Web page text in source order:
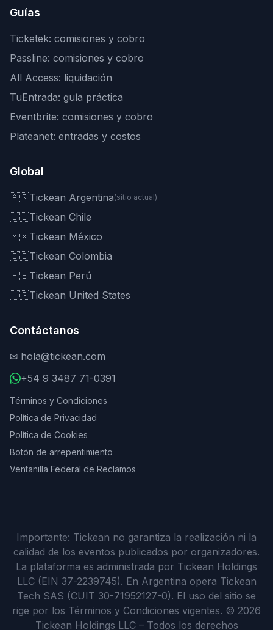
Guías
Ticketek: comisiones y cobro
Passline: comisiones y cobro
All Access: liquidación
TuEntrada: guía práctica
Eventbrite: comisiones y cobro
Plateanet: entradas y costos
Global
🇦🇷Tickean Argentina(sitio actual)
🇨🇱Tickean Chile
🇲🇽Tickean México
🇨🇴Tickean Colombia
🇵🇪Tickean Perú
🇺🇸Tickean United States
Contáctanos
✉ hola@tickean.com
+54 9 3487 71-0391
Términos y Condiciones
Política de Privacidad
Política de Cookies
Botón de arrepentimiento
Ventanilla Federal de Reclamos
Importante: Tickean no garantiza la realización ni la
calidad de los eventos publicados por organizadores.
La plataforma es administrada por Tickean Holdings
LLC (EIN 37-2239745). En Argentina opera Tickean
Tech SAS (CUIT 30-71952127-0). El uso del sitio se
rige por los Términos y Condiciones vigentes. © 2026
Tickean Holdings LLC – Todos los derechos